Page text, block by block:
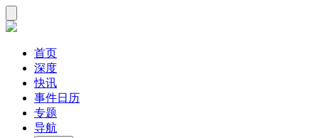
首页
深度
快讯
事件日历
专题
导航